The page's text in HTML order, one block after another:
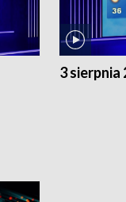
3 sierpnia